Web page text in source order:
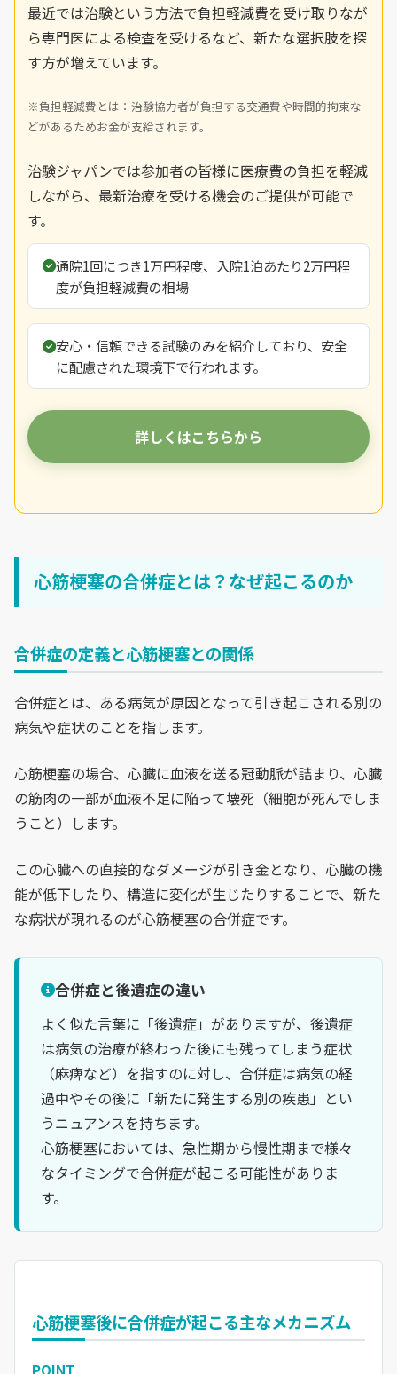
最近では治験という方法で負担軽減費を受け取りなが
ら専門医による検査を受けるなど、新たな選択肢を探
す方が増えています。
※負担軽減費とは：治験協力者が負担する交通費や時間的拘束な
どがあるためお金が支給されます。
治験ジャパンでは参加者の皆様に医療費の負担を軽減
しながら、最新治療を受ける機会のご提供が可能で
す。
通院1回につき1万円程度、入院1泊あたり2万円程
度が負担軽減費の相場
安心・信頼できる試験のみを紹介しており、安全
に配慮された環境下で行われます。
詳しくはこちらから
心筋梗塞の合併症とは？なぜ起こるのか
合併症の定義と心筋梗塞との関係
合併症とは、ある病気が原因となって引き起こされる別の
病気や症状のことを指します。
心筋梗塞の場合、心臓に血液を送る冠動脈が詰まり、心臓
の筋肉の一部が血液不足に陥って壊死（細胞が死んでしま
うこと）します。
この心臓への直接的なダメージが引き金となり、心臓の機
能が低下したり、構造に変化が生じたりすることで、新た
な病状が現れるのが心筋梗塞の合併症です。
合併症と後遺症の違い
よく似た言葉に「後遺症」がありますが、後遺症
は病気の治療が終わった後にも残ってしまう症状
（麻痺など）を指すのに対し、合併症は病気の経
過中やその後に「新たに発生する別の疾患」とい
うニュアンスを持ちます。
心筋梗塞においては、急性期から慢性期まで様々
なタイミングで合併症が起こる可能性がありま
す。
心筋梗塞後に合併症が起こる主なメカニズム
POINT